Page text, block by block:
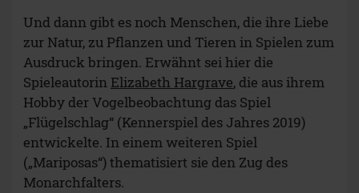
Und dann gibt es noch Menschen, die ihre Liebe
zur Natur, zu Pflanzen und Tieren in Spielen zum
Ausdruck bringen. Erwähnt sei hier die
Spieleautorin Elizabeth Hargrave, die aus ihrem
Hobby der Vogelbeobachtung das Spiel
„Flügelschlag“ (Kennerspiel des Jahres 2019)
entwickelte. In einem weiteren Spiel
(„Mariposas“) thematisiert sie den Zug des
Monarchfalters.